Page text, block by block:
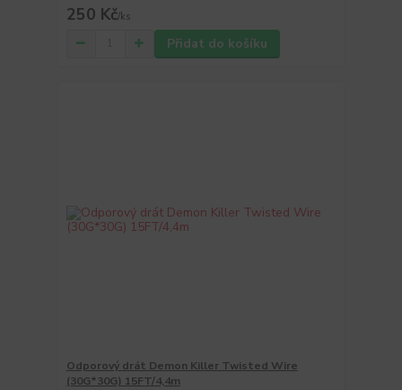
250 Kč/ks
Přidat do košíku
Odporový drát Demon Killer Twisted Wire
(30G*30G) 15FT/4,4m